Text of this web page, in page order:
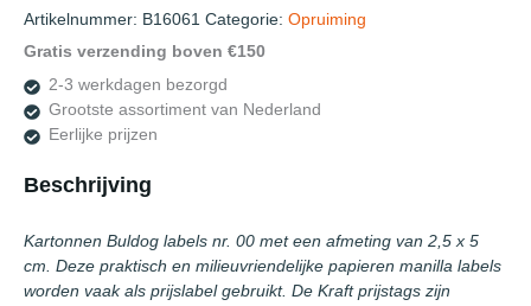
Artikelnummer: B16061 Categorie: Opruiming
Gratis verzending boven €150
2-3 werkdagen bezorgd
Grootste assortiment van Nederland
Eerlijke prijzen
Beschrijving
Kartonnen Buldog labels nr. 00 met een afmeting van 2,5 x 5
cm. Deze praktisch en milieuvriendelijke papieren manilla labels
worden vaak als prijslabel gebruikt. De Kraft prijstags zijn